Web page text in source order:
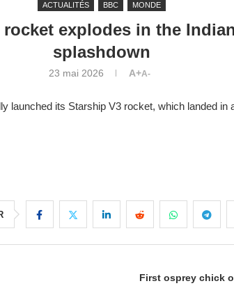
ACTUALITÉS BBC MONDE
rocket explodes in the
splashdown
23 mai 2026 A+A-
launched its Starship V3 rocket, which landed in
First osprey chick